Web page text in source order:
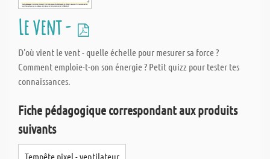
Le vent -
D'où vient le vent - quelle échelle pour mesurer sa force ?
Comment emploie-t-on son énergie ? Petit quizz pour tester tes
connaissances.
Fiche pédagogique correspondant aux produits
suivants
Tempête pixel - ventilateur